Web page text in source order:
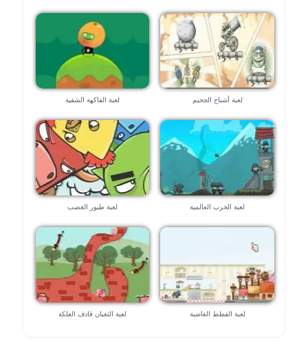
لعبة أشباح الجحيم لعبة الفاكهة الشقية
لعبة الحرب العالمية لعبة طيور الغضب
لعبة القطط الغاضبة لعبة الثعبان قاذف العلكة